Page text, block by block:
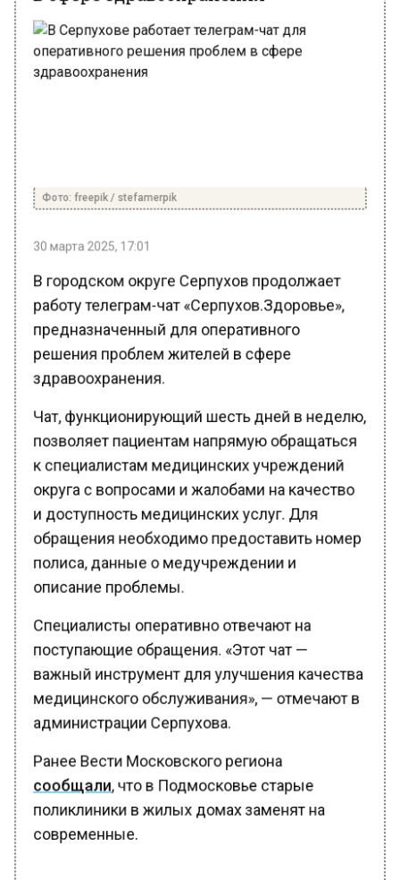
В городском округе Серпухов продолжает
работу телеграм-чат «Серпухов.Здоровье»,
предназначенный для оперативного
решения проблем жителей в сфере
здравоохранения.
Чат, функционирующий шесть дней в неделю,
позволяет пациентам напрямую обращаться
к специалистам медицинских учреждений
округа с вопросами и жалобами на качество
и доступность медицинских услуг. Для
обращения необходимо предоставить номер
полиса, данные о медучреждении и
описание проблемы.
Специалисты оперативно отвечают на
поступающие обращения. «Этот чат —
важный инструмент для улучшения качества
медицинского обслуживания», — отмечают в
администрации Серпухова.
Ранее Вести Московского региона
сообщали, что в Подмосковье старые
поликлиники в жилых домах заменят на
современные.